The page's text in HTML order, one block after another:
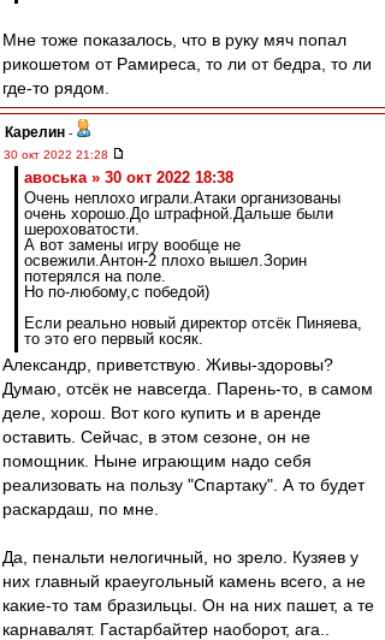
Мне тоже показалось, что в руку мяч попал
рикошетом от Рамиреса, то ли от бедра, то ли
где-то рядом.
Карелин -
30 окт 2022 21:28
авоська » 30 окт 2022 18:38
Очень неплохо играли.Атаки организованы
очень хорошо.До штрафной.Дальше были
шероховатости.
А вот замены игру вообще не
освежили.Антон-2 плохо вышел.Зорин
потерялся на поле.
Но по-любому,c победой)
Если реально новый директор отсёк Пиняева,
то это его первый косяк.
Александр, приветствую. Живы-здоровы?
Думаю, отсёк не навсегда. Парень-то, в самом
деле, хорош. Вот кого купить и в аренде
оставить. Сейчас, в этом сезоне, он не
помощник. Ныне играющим надо себя
реализовать на пользу "Спартаку". А то будет
раскардаш, по мне.
Да, пенальти нелогичный, но зрело. Кузяев у
них главный краеугольный камень всего, а не
какие-то там бразильцы. Он на них пашет, а те
карнавалят. Гастарбайтер наоборот, ага..